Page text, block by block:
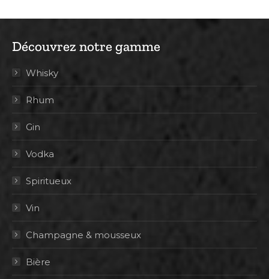
Découvrez notre gamme
Whisky
Rhum
Gin
Vodka
Spiritueux
Vin
Champagne & mousseux
Bière